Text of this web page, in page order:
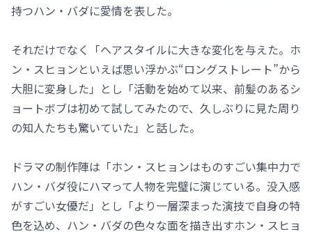
持つハン・バダに愛情を表した。
それだけでなく「ヘアスタイルに大きな変化を与えた。ホ
ン・スヒョンといえば思い浮かぶ“ロングストレート”から
大胆に変身した」とし「活動を始めて以来、前髪のあるシ
ョートボブは初めて試してみたので、久しぶりに見た周り
の知人たちも驚いていた」と話した。
ドラマの制作陣は「ホン・スヒョンはものすごい集中力で
ハン・バダ役にハマって人物を完璧に演じている。没入感
がすごい女優だ」とし「より一層深まった演技で自身の特
色を込め、ハン・バダの色々な面を描き出すホン・スヒョ